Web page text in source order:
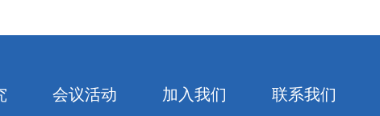
会议活动 加入我们 联系我们